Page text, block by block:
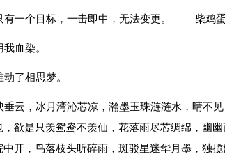
有一个目标，一击即中，无法变更。 ——柴鸡蛋
血染。
了相思梦。
云，冰月湾沁芯凉，瀚墨玉珠涟涟水，晴不
欲是只羡鸳鸯不羡仙，花落雨尽芯绸绵，幽
开，鸟落枝头听碎雨，斑驳星迷华月墨，独揽